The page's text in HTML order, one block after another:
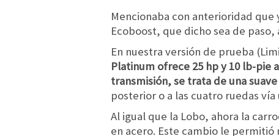
Mencionaba con anterioridad
Ecoboost, que dicho sea de
En nuestra versión de prueba
Platinum ofrece 25 hp y 10 lb-pie
transmisión, se trata de una
posterior o a las cuatro ruedas
Al igual que la Lobo, ahora la
en acero. Este cambio le permitió